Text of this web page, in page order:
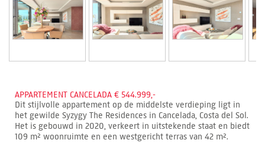
APPARTEMENT CANCELADA € 544.999,-
Dit stijlvolle appartement op de middelste verdieping ligt in
het gewilde Syzygy The Residences in Cancelada, Costa del Sol.
Het is gebouwd in 2020, verkeert in uitstekende staat en biedt
109 m² woonruimte en een westgericht terras van 42 m².